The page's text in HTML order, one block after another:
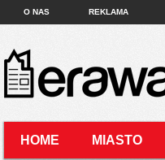
O NAS REKLAMA
HOME MIASTO